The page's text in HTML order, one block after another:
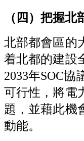
（四）把握
北部都會區的
着北都的建設
2033年SOC
可行性，將電
題，並藉此機
動能。